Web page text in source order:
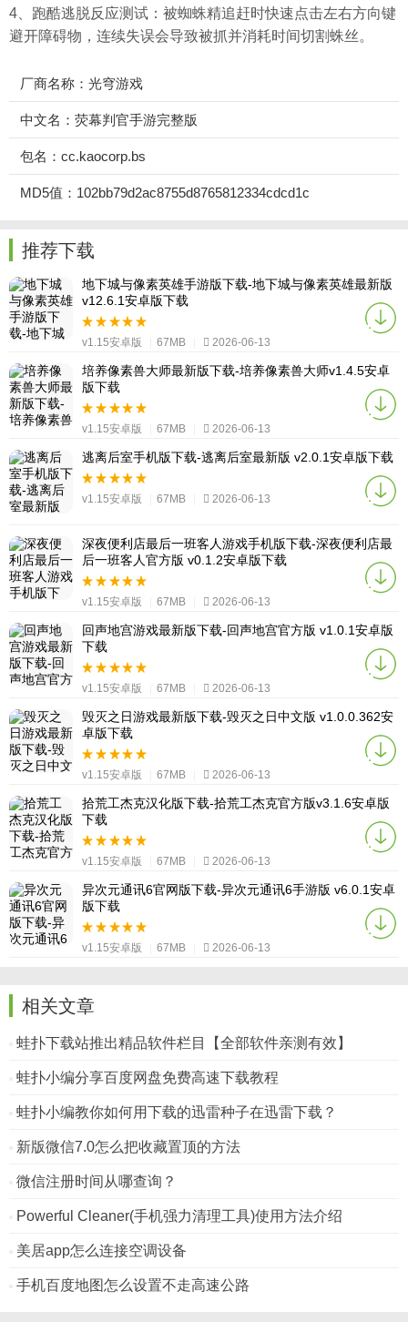
4、跑酷逃脱反应测试：被蜘蛛精追赶时快速点击左右方向键
避开障碍物，连续失误会导致被抓并消耗时间切割蛛丝。
厂商名称：光穹游戏
中文名：荧幕判官手游完整版
包名：cc.kaocorp.bs
MD5值：102bb79d2ac8755d8765812334cdcd1c
推荐下载
地下城与像素英雄手游版下载-地下城与像素英雄最新版
v12.6.1安卓版下载
v1.15安卓版 67MB 2026-06-13
培养像素兽大师最新版下载-培养像素兽大师v1.4.5安卓
版下载
v1.15安卓版 67MB 2026-06-13
逃离后室手机版下载-逃离后室最新版 v2.0.1安卓版下载
v1.15安卓版 67MB 2026-06-13
深夜便利店最后一班客人游戏手机版下载-深夜便利店最
后一班客人官方版 v0.1.2安卓版下载
v1.15安卓版 67MB 2026-06-13
回声地宫游戏最新版下载-回声地宫官方版 v1.0.1安卓版
下载
v1.15安卓版 67MB 2026-06-13
毁灭之日游戏最新版下载-毁灭之日中文版 v1.0.0.362安
卓版下载
v1.15安卓版 67MB 2026-06-13
拾荒工杰克汉化版下载-拾荒工杰克官方版v3.1.6安卓版
下载
v1.15安卓版 67MB 2026-06-13
异次元通讯6官网版下载-异次元通讯6手游版 v6.0.1安卓
版下载
v1.15安卓版 67MB 2026-06-13
相关文章
蛙扑下载站推出精品软件栏目【全部软件亲测有效】
蛙扑小编分享百度网盘免费高速下载教程
蛙扑小编教你如何用下载的迅雷种子在迅雷下载？
新版微信7.0怎么把收藏置顶的方法
微信注册时间从哪查询？
Powerful Cleaner(手机强力清理工具)使用方法介绍
美居app怎么连接空调设备
手机百度地图怎么设置不走高速公路